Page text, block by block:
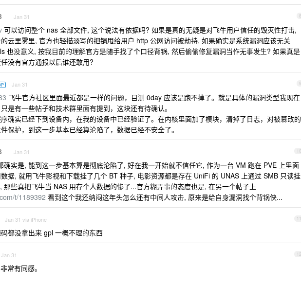
8
Jan 31
可以访问整个 nas 全部文件, 这个说法有依据吗? 如果是真的无疑是对飞牛用户信任的毁灭性打击,
云里雾里, 官方也轻描淡写的把锅甩给用户 http 公网访问被劫持, 如果确实是系统漏洞应该无关
也没意义, 按我目前的理解官方是随手找了个口径背锅, 然后偷偷修复漏洞当作无事发生? 如果真是
没有官方通报以后谁还敢用?
9
Jan 31
飞牛官方社区里面最近都是一样的问题，目测 0day 应该是跑不掉了。就是具体的漏洞类型我现在
是有一些帖子和技术群里面有提到，这块还有待确认。
确实已经下到设备内，在我的设备中已经验证了。在内核里面加了模块，清掉了日志，对被篡改的
保护，到这一步基本已经算沦陷了，数据已经不安全了。
10
Jan 31
确实是, 能到这一步基本算是彻底沦陷了, 好在我一开始就不信任它, 作为一台 VM 跑在 PVE 上里面
据, 就用飞牛影视和下载挂了几个 BT 种子, 电影资源都是存在 UniFi 的 UNAS 上通过 SMB 只读挂
那些真把飞牛当 NAS 用存个人数据的惨了...官方糊弄事的态度也是, 在另一个帖子上
t/1189392 看到这个我还纳闷这年头怎么还有中间人攻击, 原来是给自身漏洞找个背锅侠...
11
Jan 31 via iPhone
都没拿出来 gpl 一概不理的东西
12
Jan 31
非常有同感。